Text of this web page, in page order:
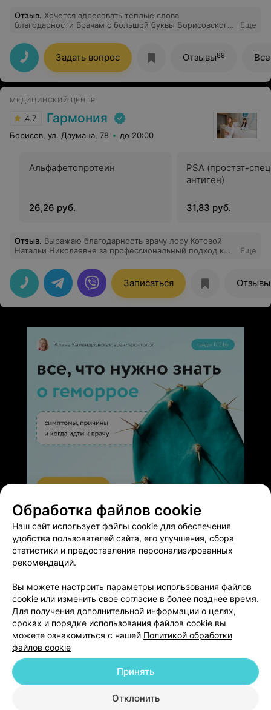
Отзыв. Хочется адресовать теплые слова
благодарности Врачам с большой буквы Борисовского
Дубовик Валентине Николаевне! Спасибо Вам за ваш
труд, за профессионализм, за чуткое обращение в
столь важный период каждой женщины! Я дважды
мама благодаря Вам!!!
Еще
Задать вопрос Отзывы89
МЕДИЦИНСКИЙ ЦЕНТР
4.7 Гармония
Борисов, ул. Даумана, 78 до 20:00
Альфафетопротеин
26,26 руб.
PSA (простат-
антиген)
31,83 руб.
Отзыв. Выражаю благодарность врачу лору Котовой
Натальи Николаевне за профессиональный подход к
Еще
Записаться Отзывы
ЭФФЕКТИВНАЯ РЕКЛАМА НА САЙТЕ
Добавить компанию
Добавить специалиста
Новости проекта Размещение рекламы
Обработка файлов cookie
Наш сайт использует файлы cookie для обеспечения
удобства пользователей сайта, его улучшения, сбора
статистики и предоставления персонализированных
рекомендаций.
Вы можете настроить параметры использования файлов
cookie или изменить свое согласие в более позднее время.
Для получения дополнительной информации о целях,
сроках и порядке использования файлов cookie вы
можете ознакомиться с нашей Политикой обработки
файлов cookie
Отклонить
Принять